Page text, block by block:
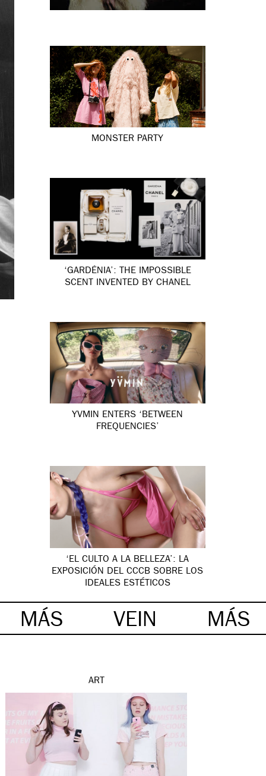
MONSTER PARTY
‘GARDÉNIA’: THE IMPOSSIBLE
SCENT INVENTED BY CHANEL
YVMIN ENTERS ‘BETWEEN
FREQUENCIES’
‘EL CULTO A LA BELLEZA’: LA
EXPOSICIÓN DEL CCCB SOBRE LOS
IDEALES ESTÉTICOS
MÁS VEIN MÁS
ART